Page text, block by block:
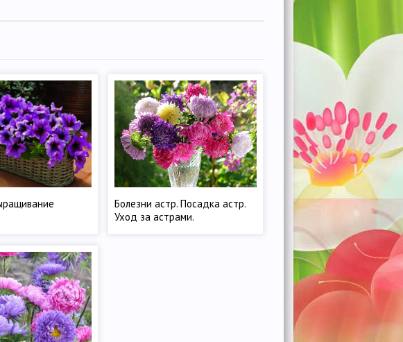
Болезни астр. Посадка астр.
Уход за астрами.